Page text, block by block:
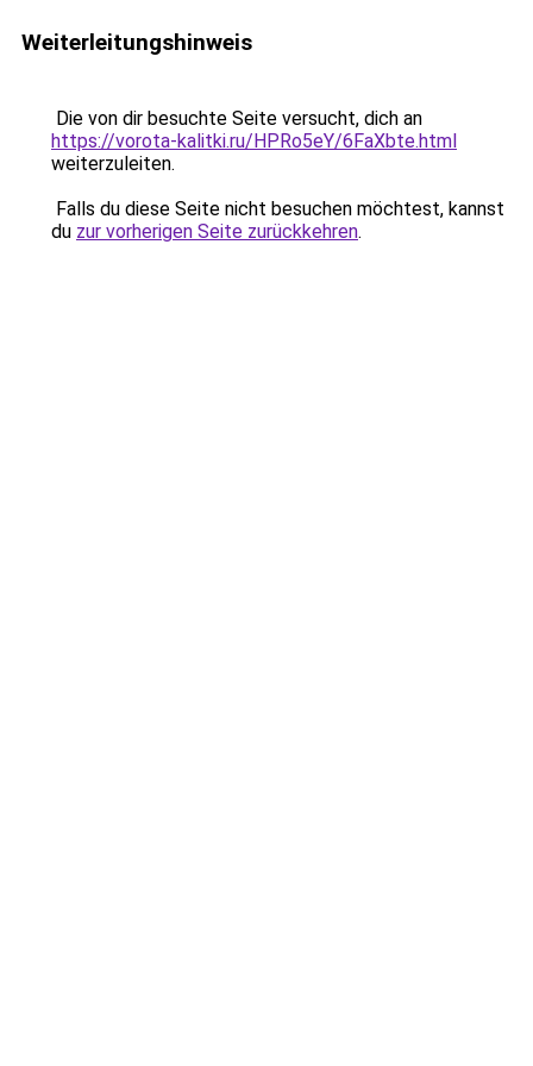
Weiterleitungshinweis
Die von dir besuchte Seite versucht, dich an
https://vorota-kalitki.ru/HPRo5eY/6FaXbte.html
weiterzuleiten.
Falls du diese Seite nicht besuchen möchtest, kannst
du zur vorherigen Seite zurückkehren.